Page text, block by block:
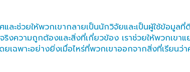
ศและช่วยให้พวกเขากลายเป็นนักวิจัยและเป็นผู้ใช้ข้อ
งความถูกต้องและสิ่งที่เกี่ยวข้อง เราช่วยให้พวกเขา
เฉพาะอย่างยิ่งเมื่อไหร่ที่พวกเขาออกจากสิ่งที่เรียน